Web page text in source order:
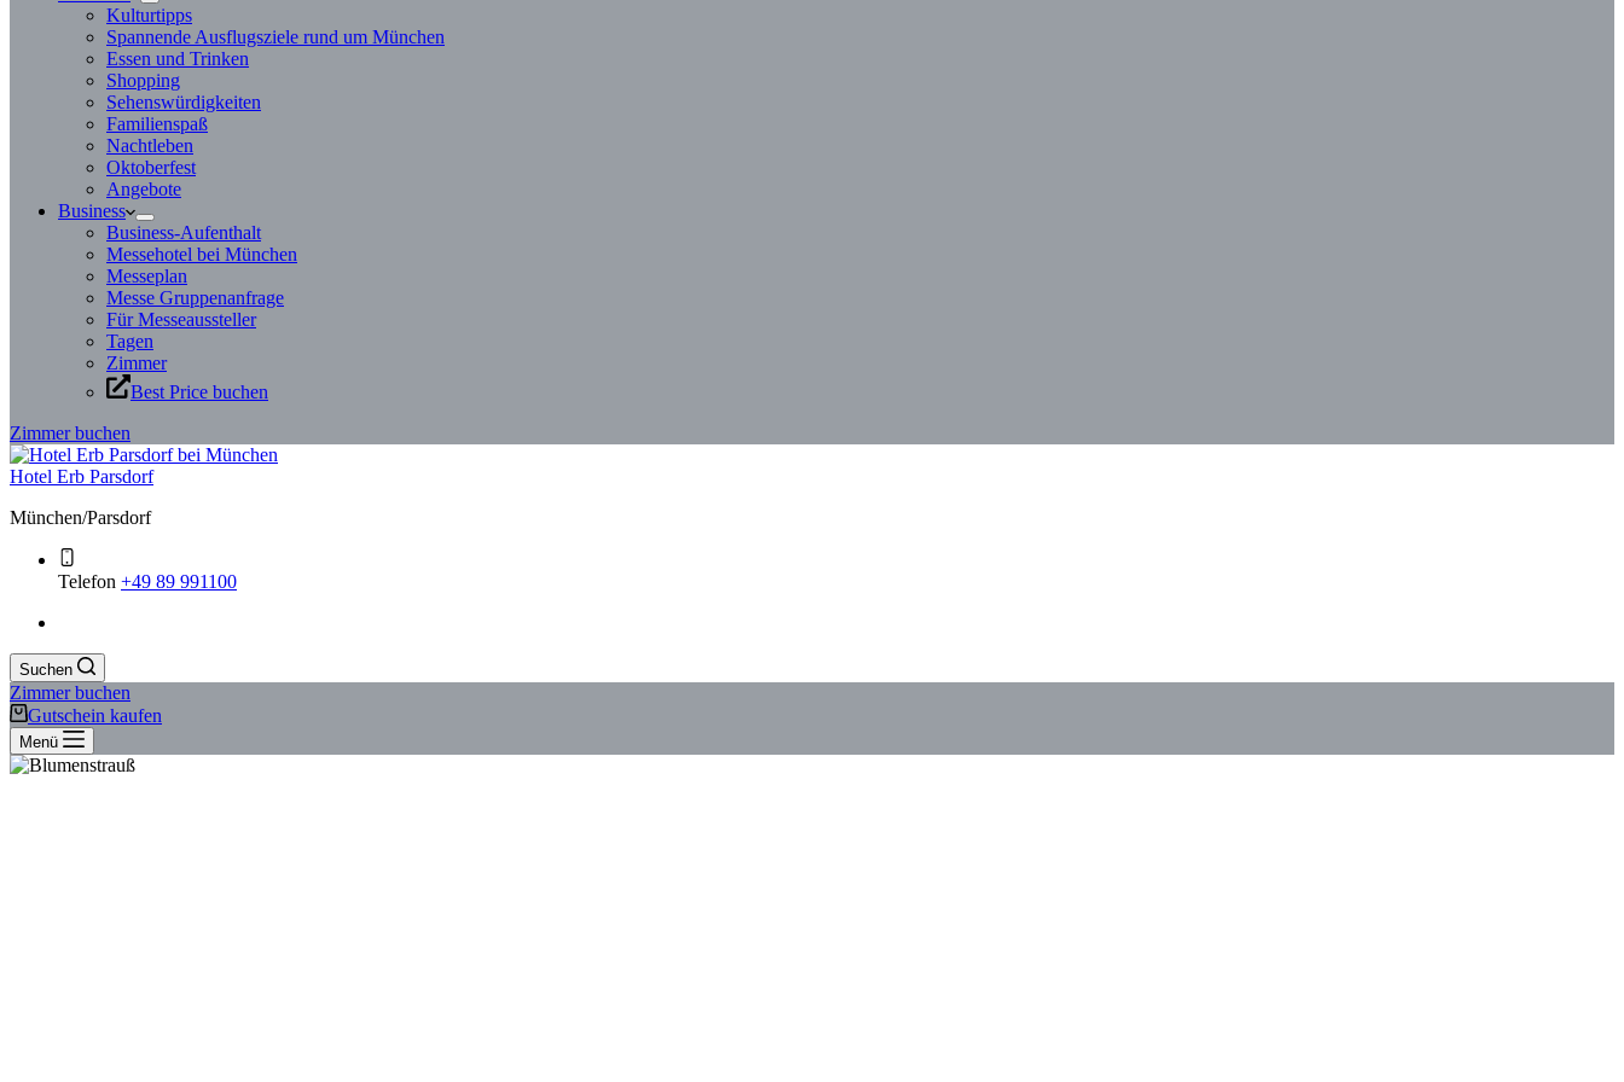
Kulturtipps
Spannende Ausflugsziele rund um München
Essen und Trinken
Shopping
Sehenswürdigkeiten
Familienspaß
Nachtleben
Oktoberfest
Angebote
Business
Business-Aufenthalt
Messehotel bei München
Messeplan
Messe Gruppenanfrage
Für Messeaussteller
Tagen
Zimmer
Best Price buchen
Zimmer buchen
Hotel Erb Parsdorf
München/Parsdorf
Telefon +49 89 991100
Suchen
Zimmer buchen
Gutschein kaufen
Menü